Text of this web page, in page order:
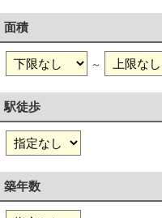
面積
～
駅徒歩
築年数